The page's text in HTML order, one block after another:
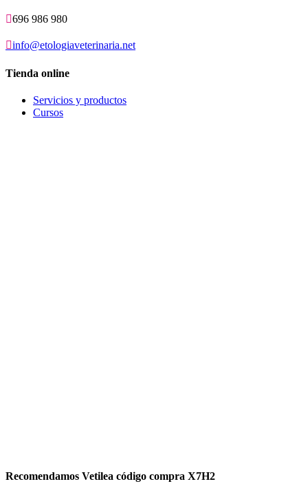
696 986 980
info@etologiaveterinaria.net
Tienda online
Servicios y productos
Cursos
Recomendamos Vetilea código compra X7H2